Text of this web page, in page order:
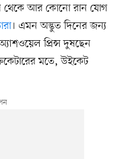
থেকে আর কোনো রান যোগ
। এমন অদ্ভুত দিনের জন্য
প্রিন্স দুষছেন
মতে, উইকেট